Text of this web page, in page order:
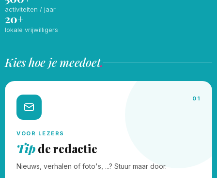
activiteiten / jaar
20+
lokale vrijwilligers
Kies hoe je meedoet.
01
VOOR LEZERS
Tipde redactie
Nieuws, verhalen of foto's, ...? Stuur maar door.